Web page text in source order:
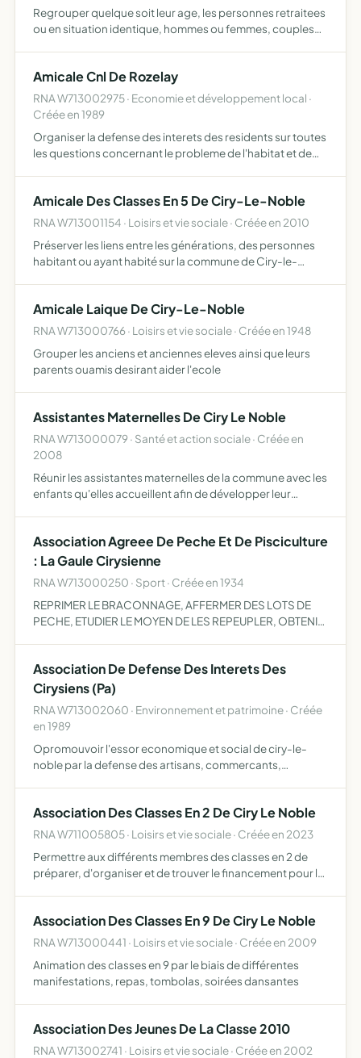
Regrouper quelque soit leur age, les personnes retraitees
ou en situation identique, hommes ou femmes, couples
Amicale Cnl De Rozelay
RNA W713002975 · Economie et développement local ·
Créée en 1989
Organiser la defense des interets des residents sur toutes
les questions concernant le probleme de l'habitat et de
Amicale Des Classes En 5 De Ciry-Le-Noble
RNA W713001154 · Loisirs et vie sociale · Créée en 2010
Préserver les liens entre les générations, des personnes
habitant ou ayant habité sur la commune de Ciry-le-
Amicale Laique De Ciry-Le-Noble
RNA W713000766 · Loisirs et vie sociale · Créée en 1948
Grouper les anciens et anciennes eleves ainsi que leurs
parents ouamis desirant aider l'ecole
Assistantes Maternelles De Ciry Le Noble
RNA W713000079 · Santé et action sociale · Créée en
2008
Réunir les assistantes maternelles de la commune avec les
enfants qu'elles accueillent afin de développer leur
Association Agreee De Peche Et De Pisciculture
: La Gaule Cirysienne
RNA W713000250 · Sport · Créée en 1934
REPRIMER LE BRACONNAGE, AFFERMER DES LOTS DE
PECHE, ETUDIER LE MOYEN DE LES REPEUPLER, OBTENIR
Association De Defense Des Interets Des
Cirysiens (Pa)
RNA W713002060 · Environnement et patrimoine · Créée
en 1989
Opromouvoir l'essor economique et social de ciry-le-
noble par la defense des artisans, commercants,
Association Des Classes En 2 De Ciry Le Noble
RNA W711005805 · Loisirs et vie sociale · Créée en 2023
Permettre aux différents membres des classes en 2 de
préparer, d'organiser et de trouver le financement pour le
Association Des Classes En 9 De Ciry Le Noble
RNA W713000441 · Loisirs et vie sociale · Créée en 2009
Animation des classes en 9 par le biais de différentes
manifestations, repas, tombolas, soirées dansantes
Association Des Jeunes De La Classe 2010
RNA W713002741 · Loisirs et vie sociale · Créée en 2002